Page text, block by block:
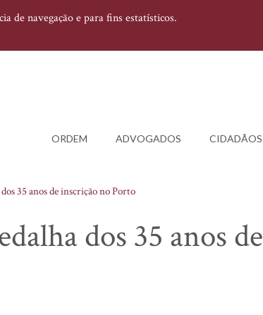
de navegação e para fins estatísticos.
ORDEM ADVOGADOS CIDADÃOS
35 anos de inscrição no Porto
dos 35 anos de